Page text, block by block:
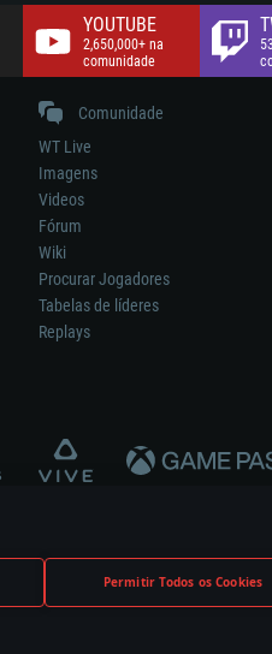
Permitir Todos os Cookies
YOUTUBE
2,650,000+ na
comunidade
Comunidade
WT Live
Imagens
Videos
Fórum
Wiki
Procurar Jogadores
Tabelas de líderes
Replays
do respetivo construtor.